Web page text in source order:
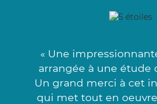
« Une
arrangée à une étude
Un grand merci à cet
qui met tout en